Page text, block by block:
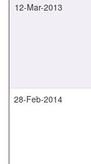
12-Mar-2013
28-Feb-2014